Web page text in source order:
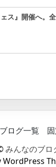
ス』開催へ
ログ一覧
みんなのブロ
WordPress